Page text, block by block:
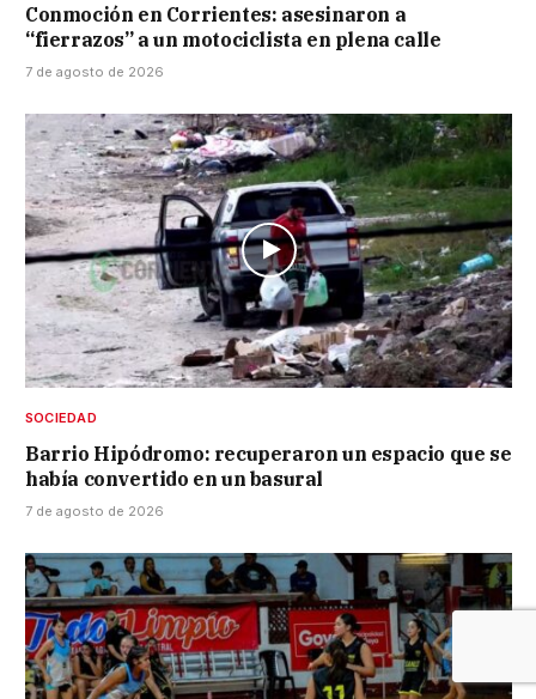
Conmoción en Corrientes: asesinaron a
“fierrazos” a un motociclista en plena calle
7 de agosto de 2026
SOCIEDAD
Barrio Hipódromo: recuperaron un espacio que se
había convertido en un basural
7 de agosto de 2026